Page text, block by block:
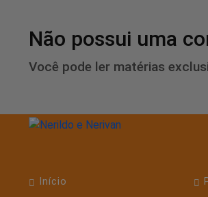
Não possui uma
Você pode ler matérias
Início